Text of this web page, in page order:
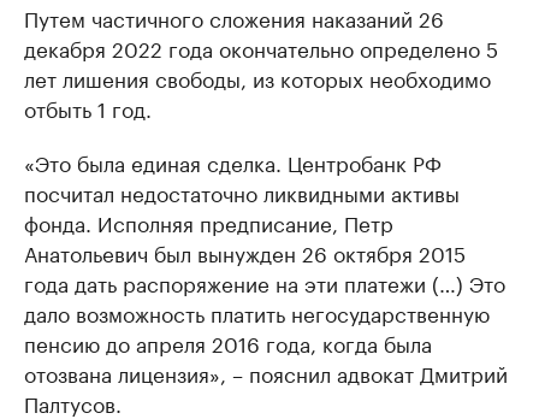
Путем частичного сложения наказаний 26
декабря 2022 года окончательно определено 5
лет лишения свободы, из которых необходимо
отбыть 1 год.
«Это была единая сделка. Центробанк РФ
посчитал недостаточно ликвидными активы
фонда. Исполняя предписание, Петр
Анатольевич был вынужден 26 октября 2015
года дать распоряжение на эти платежи (…) Это
дало возможность платить негосударственную
пенсию до апреля 2016 года, когда была
отозвана лицензия», – пояснил адвокат Дмитрий
Палтусов.